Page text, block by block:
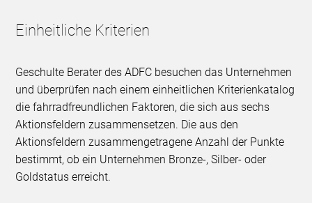
Einheitliche Kriterien
Geschulte Berater des ADFC besuchen das Unternehmen
und überprüfen nach einem einheitlichen Kriterienkatalog
die fahrradfreundlichen Faktoren, die sich aus sechs
Aktionsfeldern zusammensetzen. Die aus den
Aktionsfeldern zusammengetragene Anzahl der Punkte
bestimmt, ob ein Unternehmen Bronze-, Silber- oder
Goldstatus erreicht.